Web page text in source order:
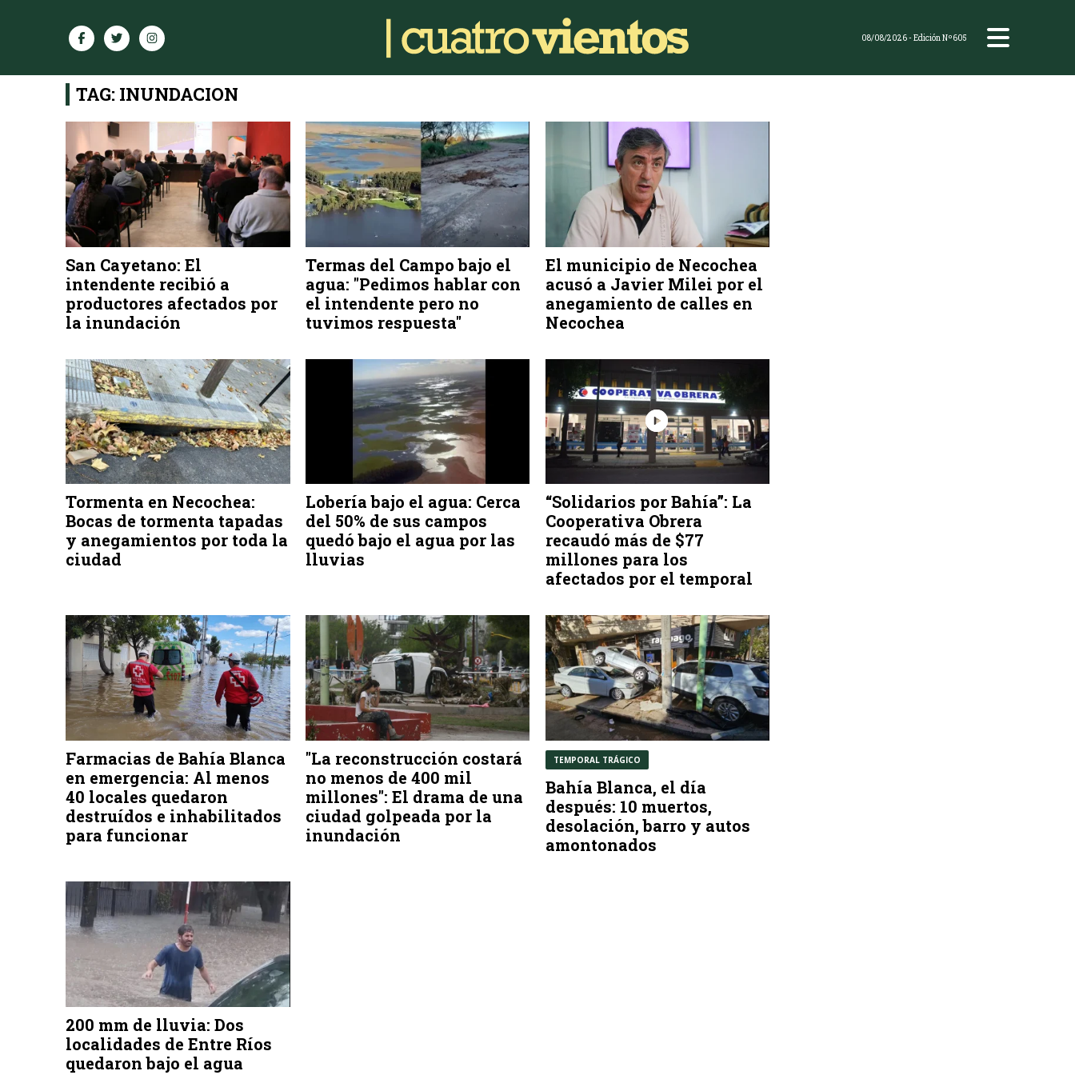
08/08/2026- Edición Nº605
TAG: INUNDACION
San Cayetano: El
intendente recibió a
productores afectados por
la inundación
Termas del Campo bajo el
agua: "Pedimos hablar con
el intendente pero no
tuvimos respuesta"
El municipio de Necochea
acusó a Javier Milei por el
anegamiento de calles en
Necochea
Tormenta en Necochea:
Bocas de tormenta tapadas
y anegamientos por toda la
ciudad
Lobería bajo el agua: Cerca
del 50% de sus campos
quedó bajo el agua por las
lluvias
“Solidarios por Bahía”: La
Cooperativa Obrera
recaudó más de $77
millones para los
afectados por el temporal
Farmacias de Bahía Blanca
en emergencia: Al menos
40 locales quedaron
destruídos e inhabilitados
para funcionar
"La reconstrucción costará
no menos de 400 mil
millones": El drama de una
ciudad golpeada por la
inundación
TEMPORAL TRÁGICO
Bahía Blanca, el día
después: 10 muertos,
desolación, barro y autos
amontonados
200 mm de lluvia: Dos
localidades de Entre Ríos
quedaron bajo el agua